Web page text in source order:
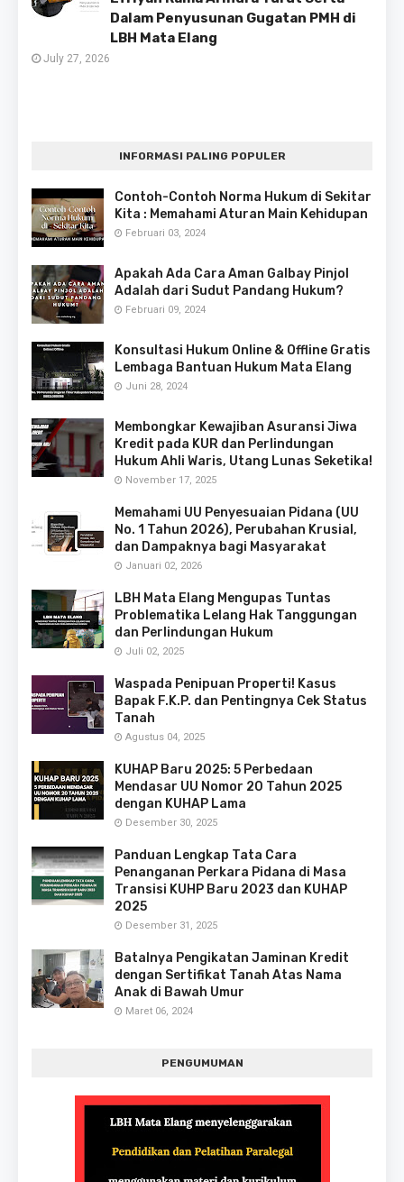
Dalam Penyusunan Gugatan PMH di
LBH Mata Elang
July 27, 2026
INFORMASI PALING POPULER
Contoh-Contoh Norma Hukum di Sekitar
Kita : Memahami Aturan Main Kehidupan
Februari 03, 2024
Apakah Ada Cara Aman Galbay Pinjol
Adalah dari Sudut Pandang Hukum?
Februari 09, 2024
Konsultasi Hukum Online & Offline Gratis
Lembaga Bantuan Hukum Mata Elang
Juni 28, 2024
Membongkar Kewajiban Asuransi Jiwa
Kredit pada KUR dan Perlindungan
Hukum Ahli Waris, Utang Lunas Seketika!
November 17, 2025
Memahami UU Penyesuaian Pidana (UU
No. 1 Tahun 2026), Perubahan Krusial,
dan Dampaknya bagi Masyarakat
Januari 02, 2026
LBH Mata Elang Mengupas Tuntas
Problematika Lelang Hak Tanggungan
dan Perlindungan Hukum
Juli 02, 2025
Waspada Penipuan Properti! Kasus
Bapak F.K.P. dan Pentingnya Cek Status
Tanah
Agustus 04, 2025
KUHAP Baru 2025: 5 Perbedaan
Mendasar UU Nomor 20 Tahun 2025
dengan KUHAP Lama
Desember 30, 2025
Panduan Lengkap Tata Cara
Penanganan Perkara Pidana di Masa
Transisi KUHP Baru 2023 dan KUHAP
2025
Desember 31, 2025
Batalnya Pengikatan Jaminan Kredit
dengan Sertifikat Tanah Atas Nama
Anak di Bawah Umur
Maret 06, 2024
PENGUMUMAN